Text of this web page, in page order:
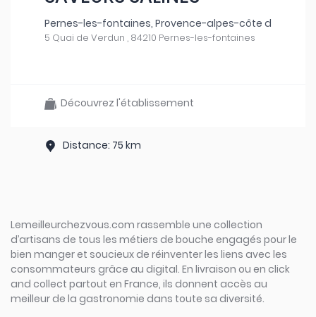
Pernes-les-fontaines, Provence-alpes-côte d
5 Quai de Verdun , 84210 Pernes-les-fontaines
Découvrez l'établissement
Distance: 75 km
Lemeilleurchezvous.com rassemble une collection
d’artisans de tous les métiers de bouche engagés pour le
bien manger et soucieux de réinventer les liens avec les
consommateurs grâce au digital. En livraison ou en click
and collect partout en France, ils donnent accès au
meilleur de la gastronomie dans toute sa diversité.